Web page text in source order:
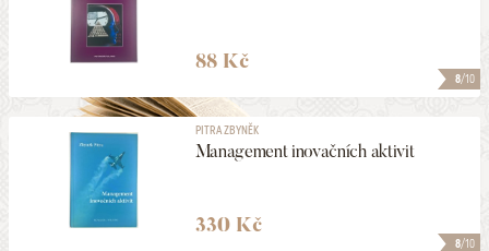
8/10
88 Kč
8/10
PITRA ZBYNĚK
Management inovačních aktivit
330 Kč